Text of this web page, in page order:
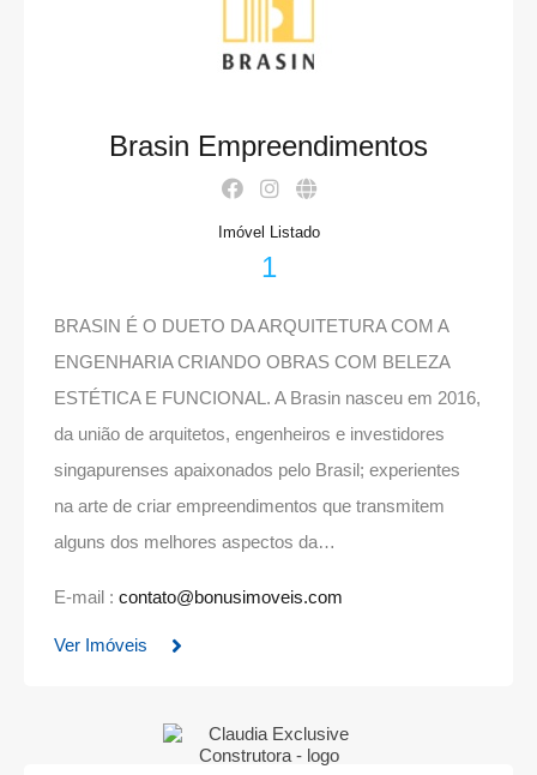
Brasin Empreendimentos
Imóvel Listado
1
BRASIN É O DUETO DA ARQUITETURA COM A
ENGENHARIA CRIANDO OBRAS COM BELEZA
ESTÉTICA E FUNCIONAL. A Brasin nasceu em 2016,
da união de arquitetos, engenheiros e investidores
singapurenses apaixonados pelo Brasil; experientes
na arte de criar empreendimentos que transmitem
alguns dos melhores aspectos da…
E-mail : contato@bonusimoveis.com
Ver Imóveis